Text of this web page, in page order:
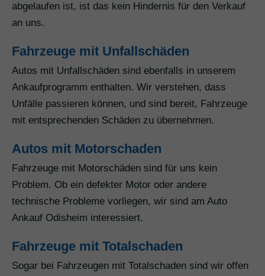
abgelaufen ist, ist das kein Hindernis für den Verkauf
an uns.
Fahrzeuge mit Unfallschäden
Autos mit Unfallschäden sind ebenfalls in unserem
Ankaufprogramm enthalten. Wir verstehen, dass
Unfälle passieren können, und sind bereit, Fahrzeuge
mit entsprechenden Schäden zu übernehmen.
Autos mit Motorschaden
Fahrzeuge mit Motorschäden sind für uns kein
Problem. Ob ein defekter Motor oder andere
technische Probleme vorliegen, wir sind am Auto
Ankauf Odisheim interessiert.
Fahrzeuge mit Totalschaden
Sogar bei Fahrzeugen mit Totalschaden sind wir offen